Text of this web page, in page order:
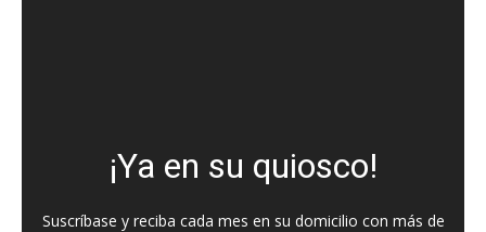
¡Ya en su quiosco!
Suscríbase y reciba cada mes en su domicilio con más de